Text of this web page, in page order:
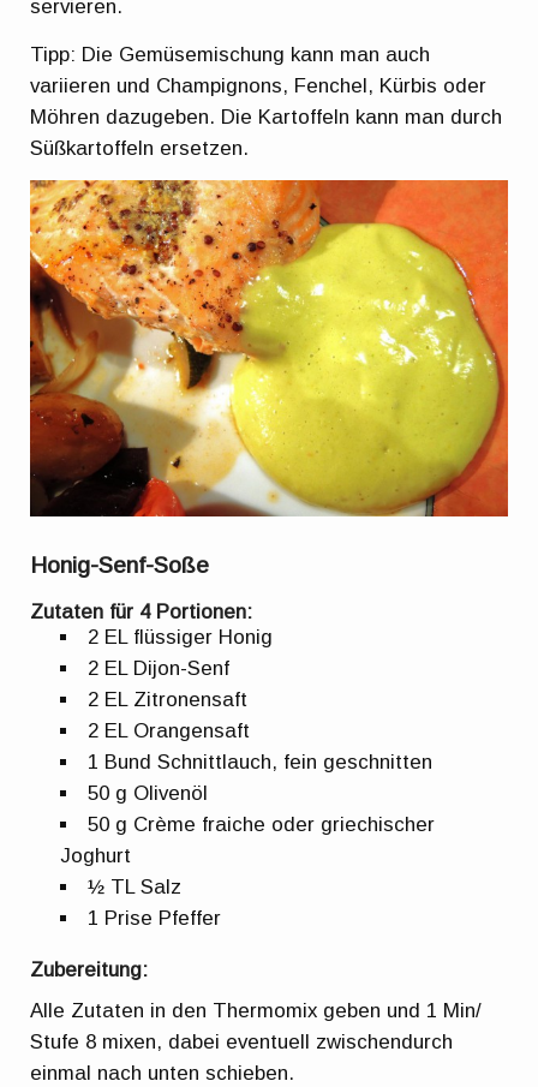
servieren.
Tipp: Die Gemüsemischung kann man auch
variieren und Champignons, Fenchel, Kürbis oder
Möhren dazugeben. Die Kartoffeln kann man durch
Süßkartoffeln ersetzen.
Honig-Senf-Soße
Zutaten für 4 Portionen:
2 EL flüssiger Honig
2 EL Dijon-Senf
2 EL Zitronensaft
2 EL Orangensaft
1 Bund Schnittlauch, fein geschnitten
50 g Olivenöl
50 g Crème fraiche oder griechischer
Joghurt
½ TL Salz
1 Prise Pfeffer
Zubereitung:
Alle Zutaten in den Thermomix geben und 1 Min/
Stufe 8 mixen, dabei eventuell zwischendurch
einmal nach unten schieben.